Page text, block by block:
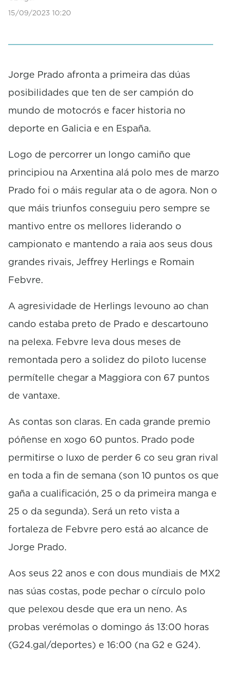
o
s
o
d
15/09/2023 10:20
Jorge Prado afronta a primeira das dúas
posibilidades que ten de ser campión do
mundo de motocrós e facer historia no
deporte en Galicia e en España.
Logo de percorrer un longo camiño que
principiou na Arxentina alá polo mes de marzo
Prado foi o máis regular ata o de agora. Non o
que máis triunfos conseguiu pero sempre se
mantivo entre os mellores liderando o
campionato e mantendo a raia aos seus dous
grandes rivais, Jeffrey Herlings e Romain
Febvre.
A agresividade de Herlings levouno ao chan
cando estaba preto de Prado e descartouno
na pelexa. Febvre leva dous meses de
remontada pero a solidez do piloto lucense
permítelle chegar a Maggiora con 67 puntos
de vantaxe.
As contas son claras. En cada grande premio
póñense en xogo 60 puntos. Prado pode
permitirse o luxo de perder 6 co seu gran rival
en toda a fin de semana (son 10 puntos os que
gaña a cualificación, 25 o da primeira manga e
25 o da segunda). Será un reto vista a
fortaleza de Febvre pero está ao alcance de
Jorge Prado.
Aos seus 22 anos e con dous mundiais de MX2
nas súas costas, pode pechar o círculo polo
que pelexou desde que era un neno. As
probas verémolas o domingo ás 13:00 horas
(G24.gal/deportes) e 16:00 (na G2 e G24).